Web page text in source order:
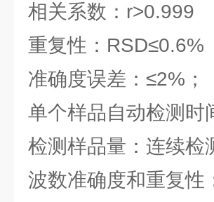
相关系数：r>0.999
重复性：RSD≤0.6%
准确度误差：≤2%；
单个样品自动检测时
检测样品量：连续检
波数准确度和重复性